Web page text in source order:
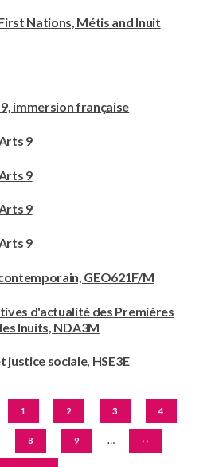
Nations, Métis and Inuit
immersion française
9
9
9
9
GEO621F/M
d'actualité des Premières
Inuits, NDA3M
sociale, HSE3E
PAGE
1 PAGE
2
PAGE
COURANTE
3 PAGE
4
PAGE
8 PAGE
9 …
PAGE
SUIVANTE
››